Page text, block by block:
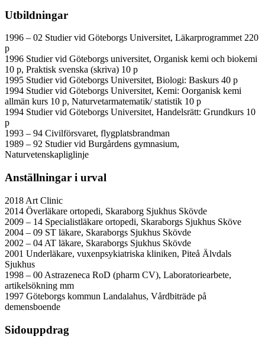
Utbildningar
1996 – 02 Studier vid Göteborgs Universitet, Läkarprogrammet 220
p
1996 Studier vid Göteborgs universitet, Organisk kemi och biokemi
10 p, Praktisk svenska (skriva) 10 p
1995 Studier vid Göteborgs Universitet, Biologi: Baskurs 40 p
1994 Studier vid Göteborgs Universitet, Kemi: Oorganisk kemi
allmän kurs 10 p, Naturvetarmatematik/ statistik 10 p
1994 Studier vid Göteborgs Universitet, Handelsrätt: Grundkurs 10
p
1993 – 94 Civilförsvaret, flygplatsbrandman
1989 – 92 Studier vid Burgårdens gymnasium,
Naturvetenskapliglinje
Anställningar i urval
2018 Art Clinic
2014 Överläkare ortopedi, Skaraborg Sjukhus Skövde
2009 – 14 Specialistläkare ortopedi, Skaraborgs Sjukhus Sköve
2004 – 09 ST läkare, Skaraborgs Sjukhus Skövde
2002 – 04 AT läkare, Skaraborgs Sjukhus Skövde
2001 Underläkare, vuxenpsykiatriska kliniken, Piteå Älvdals
Sjukhus
1998 – 00 Astrazeneca RoD (pharm CV), Laboratoriearbete,
artikelsökning mm
1997 Göteborgs kommun Landalahus, Vårdbiträde på
demensboende
Sidouppdrag